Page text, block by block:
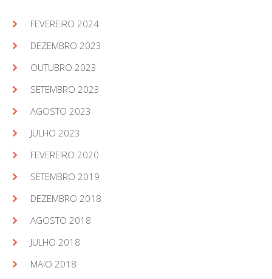
FEVEREIRO 2024
DEZEMBRO 2023
OUTUBRO 2023
SETEMBRO 2023
AGOSTO 2023
JULHO 2023
FEVEREIRO 2020
SETEMBRO 2019
DEZEMBRO 2018
AGOSTO 2018
JULHO 2018
MAIO 2018